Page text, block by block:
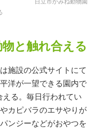
と触れ合える
施設の公式サイトにて
洋が一望できる園内で
る。毎日行われてい
カピバラのエサやりが
ンジーなどがおやつを